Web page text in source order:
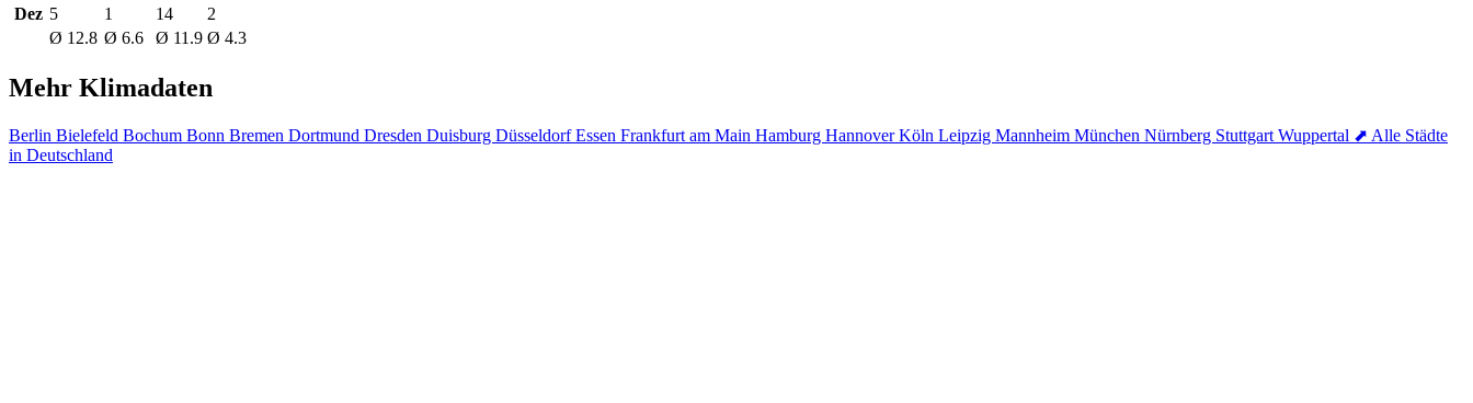
Dez 5 1 14
2
Ø 12.8 Ø 6.6 Ø 11.9 Ø 4.3
Mehr Klimadaten
Berlin Bielefeld Bochum Bonn Bremen Dortmund Dresden Duisburg DüsseldorfEssen Frankfurt am Main Hamburg HannoverKöln Leipzig Mannheim München Nürnberg Stuttgart Wuppertal ⬈ Alle Städte
in Deutschland